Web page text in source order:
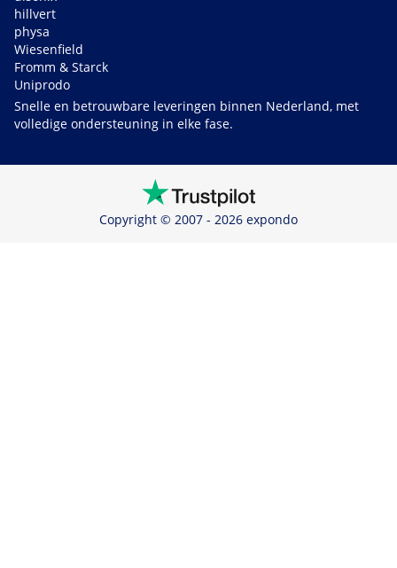
hillvert
physa
Wiesenfield
Fromm & Starck
Uniprodo
Snelle en betrouwbare leveringen binnen Nederland, met
volledige ondersteuning in elke fase.
Copyright © 2007 - 2026 expondo